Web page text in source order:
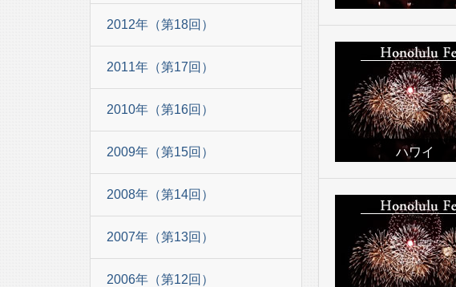
2012年（第18回）
2011年（第17回）
2010年（第16回）
2009年（第15回）
2008年（第14回）
2007年（第13回）
2006年（第12回）
ハワイ